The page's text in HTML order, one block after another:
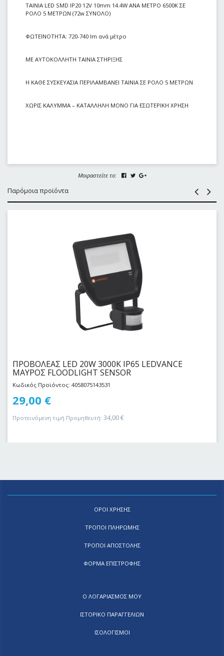
ΤΑΙΝΙΑ LED SMD IP20 12V 10mm 14.4W ANA METΡΟ 6500Κ ΣΕ
ΡΟΛΟ 5 ΜΕΤΡΩΝ (72w ΣΥΝΟΛΟ)
ΦΩΤΕΙΝΟΤΗΤΑ: 720-740 lm ανά μέτρο
ΜΕ ΑΥΤΟΚΟΛΛΗΤΗ ΤΑΙΝΙΑ ΣΤΗΡΙΞΗΣ
Η ΚΑΘΕ ΣΥΣΚΕΥΑΣΙΑ ΠΕΡΙΛΑΜΒΑΝΕΙ ΤΑΙΝΙΑ ΣΕ ΡΟΛΟ 5 ΜΕΤΡΩΝ
ΧΩΡΙΣ ΚΑΛΥΜΜΑ – ΚΑΤΑΛΛΗΛΗ MONO ΓΙΑ ΕΣΩΤΕΡΙΚΗ ΧΡΗΣΗ
Μοιραστείτε το:
Παρόμοια προϊόντα
ΠΡΟΒΟΛΕΑΣ LED 20W 3000Κ IP65 LEDVANCE
ΜΑΥΡΟΣ FLOODLIGHT SENSOR
Κωδικός Προϊόντος: 4058075143531
29,00 €
Προτεινόμενη τιμή Προμηθευτή: 34,00€
ΟΡΟΙ ΧΡΗΣΗΣ
ΤΡΟΠΟΙ ΠΛΗΡΩΜΗΣ
ΤΡΟΠΟΙ ΑΠΟΣΤΟΛΗΣ
ΦΟΡΜΑ ΕΠΙΣΤΡΟΦΗΣ
Ο ΛΟΓΑΡΙΑΣΜΟΣ ΜΟΥ
ΙΣΤΟΡΙΚΟ ΠΑΡΑΓΓΕΛΙΩΝ
ΙΣΟΛΟΓΙΣΜΟΙ